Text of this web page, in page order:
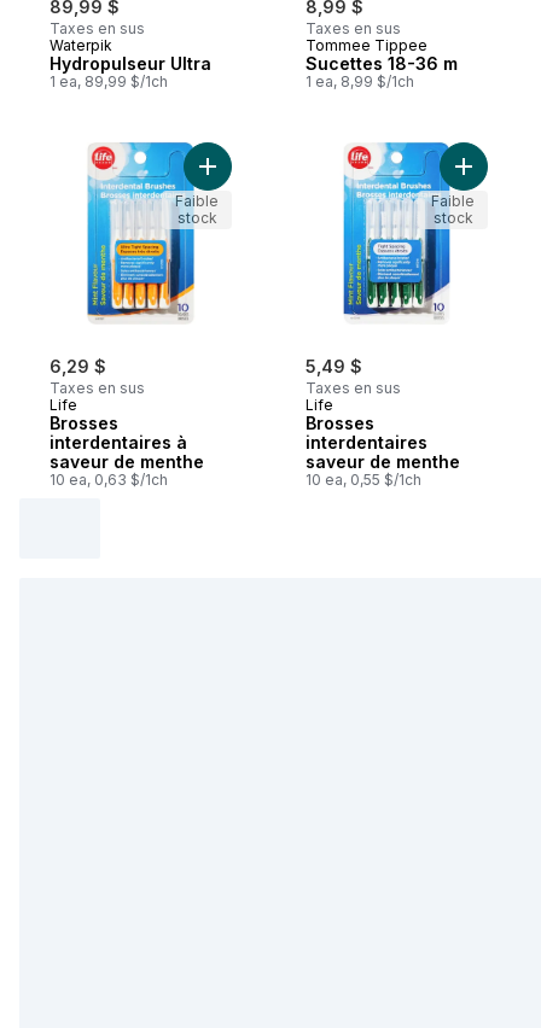
89,99 $
Taxes en sus
Waterpik
Hydropulseur Ultra
1 ea, 89,99 $/1ch
8,99 $
Taxes en sus
Tommee Tippee
Sucettes 18-36 m
1 ea, 8,99 $/1ch
6,29 $
Taxes en sus
Life
Brosses
interdentaires à
saveur de menthe
10 ea, 0,63 $/1ch
Ajouter Brosses interdentaires à saveur
Faible
stock
5,49 $
Taxes en sus
Life
Brosses
interdentaires
saveur de menthe
10 ea, 0,55 $/1ch
Ajouter
Faible
stock